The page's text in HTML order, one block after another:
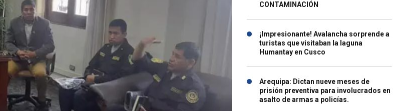
CONTAMINACIÓN
¡Impresionante! Avalancha sorprende a
turistas que visitaban la laguna
Humantay en Cusco
Arequipa: Dictan nueve meses de
prisión preventiva para involucrados en
asalto de armas a policías.